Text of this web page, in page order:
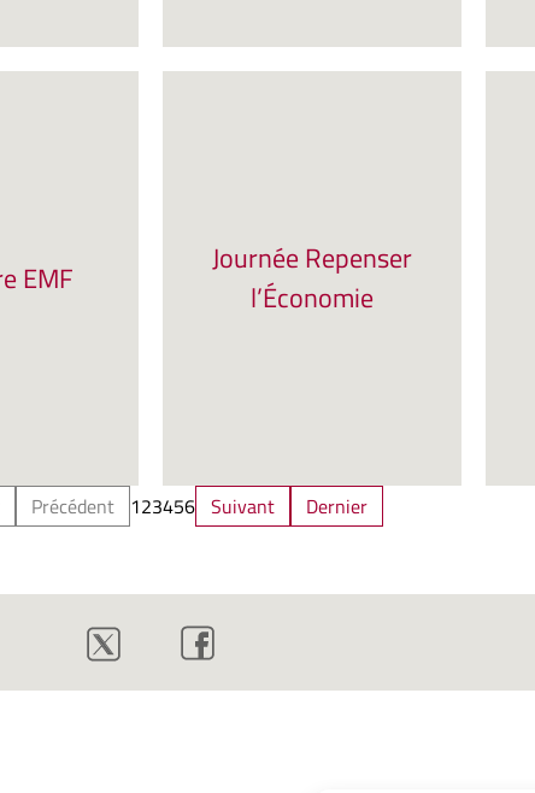
EMF
Journée Repenser
l’Économie
Précédent 123456 Suivant Dernier